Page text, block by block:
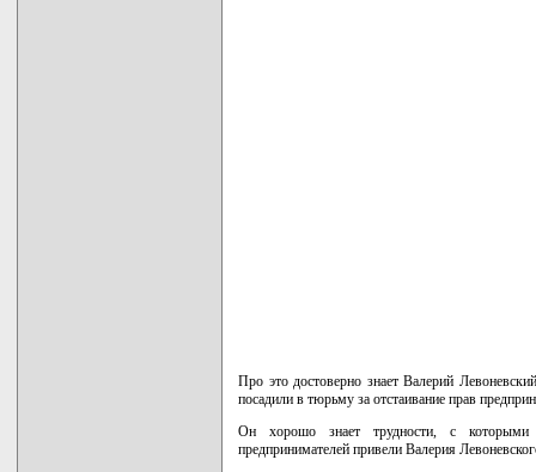
Про это достоверно знает Валерий
посадили в тюрьму за отстаивание прав
Он хорошо знает трудности, с которыми
предпринимателей привели Валерия